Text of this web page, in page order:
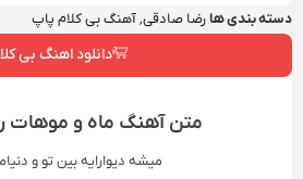
دسته بندی هارضا صادقی,آهنگ بی کلام پاپ
دانلود اهنگ بی
متن آهنگ‌ ماه و موهات
ميشه ديوارايه بين تو و